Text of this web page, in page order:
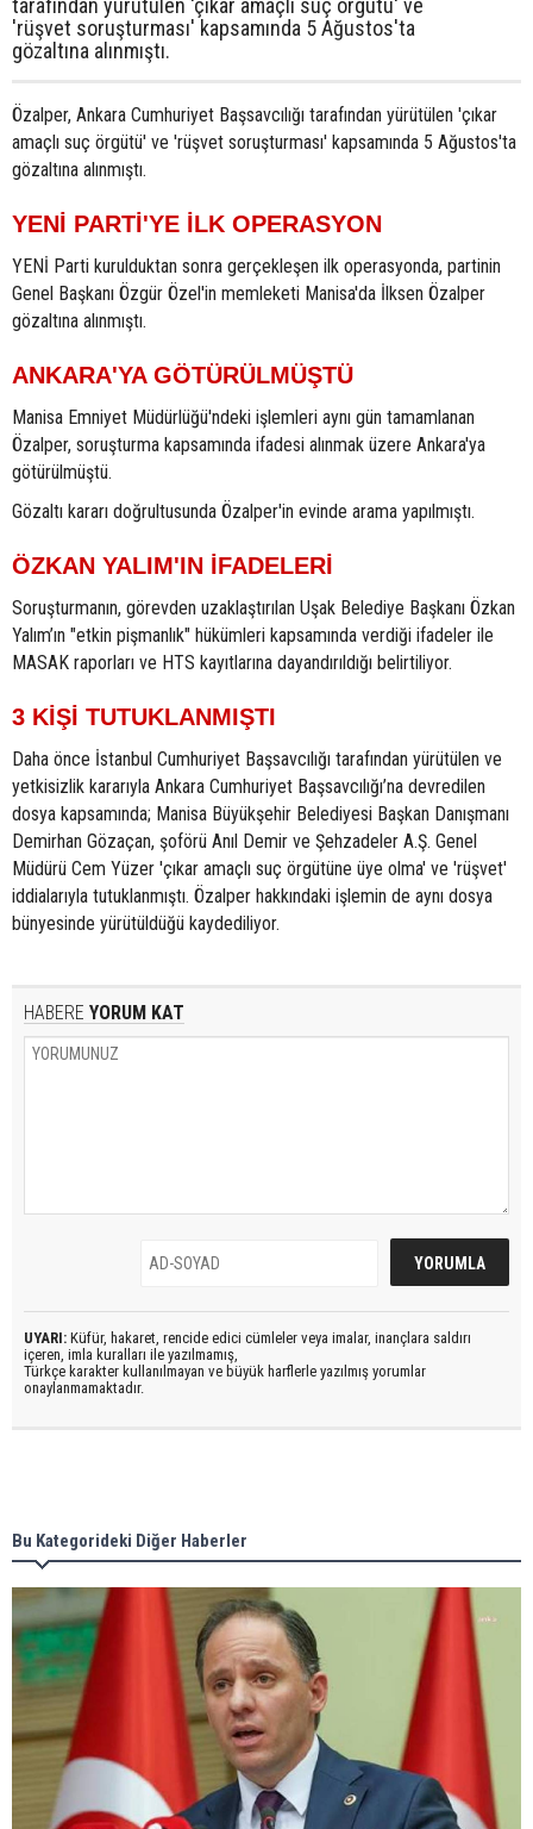
tarafından yürütülen 'çıkar amaçlı suç örgütü' ve
'rüşvet soruşturması' kapsamında 5 Ağustos'ta
gözaltına alınmıştı.
Özalper, Ankara Cumhuriyet Başsavcılığı tarafından yürütülen 'çıkar
amaçlı suç örgütü' ve 'rüşvet soruşturması' kapsamında 5 Ağustos'ta
gözaltına alınmıştı.
YENİ PARTİ'YE İLK OPERASYON
YENİ Parti kurulduktan sonra gerçekleşen ilk operasyonda, partinin
Genel Başkanı Özgür Özel'in memleketi Manisa'da İlksen Özalper
gözaltına alınmıştı.
ANKARA'YA GÖTÜRÜLMÜŞTÜ
Manisa Emniyet Müdürlüğü'ndeki işlemleri aynı gün tamamlanan
Özalper, soruşturma kapsamında ifadesi alınmak üzere Ankara'ya
götürülmüştü.
Gözaltı kararı doğrultusunda Özalper'in evinde arama yapılmıştı.
ÖZKAN YALIM'IN İFADELERİ
Soruşturmanın, görevden uzaklaştırılan Uşak Belediye Başkanı Özkan
Yalım’ın "etkin pişmanlık" hükümleri kapsamında verdiği ifadeler ile
MASAK raporları ve HTS kayıtlarına dayandırıldığı belirtiliyor.
3 KİŞİ TUTUKLANMIŞTI
Daha önce İstanbul Cumhuriyet Başsavcılığı tarafından yürütülen ve
yetkisizlik kararıyla Ankara Cumhuriyet Başsavcılığı’na devredilen
dosya kapsamında; Manisa Büyükşehir Belediyesi Başkan Danışmanı
Demirhan Gözaçan, şoförü Anıl Demir ve Şehzadeler A.Ş. Genel
Müdürü Cem Yüzer 'çıkar amaçlı suç örgütüne üye olma' ve 'rüşvet'
iddialarıyla tutuklanmıştı. Özalper hakkındaki işlemin de aynı dosya
bünyesinde yürütüldüğü kaydediliyor.
HABERE YORUM KAT
UYARI: Küfür, hakaret, rencide edici cümleler veya imalar, inançlara saldırı
içeren, imla kuralları ile yazılmamış,
Türkçe karakter kullanılmayan ve büyük harflerle yazılmış yorumlar
onaylanmamaktadır.
Bu Kategorideki Diğer Haberler